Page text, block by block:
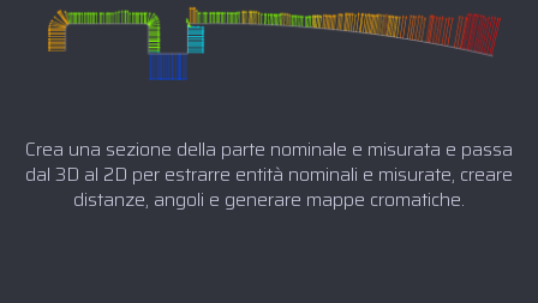
Crea una sezione della parte nominale e misurata e passa
dal 3D al 2D per estrarre entità nominali e misurate, creare
distanze, angoli e generare mappe cromatiche.